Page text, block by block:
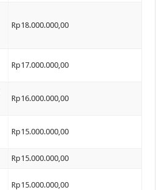
Rp18.000.000,00
Rp17.000.000,00
Rp16.000.000,00
Rp15.000.000,00
Rp15.000.000,00
Rp15.000.000,00